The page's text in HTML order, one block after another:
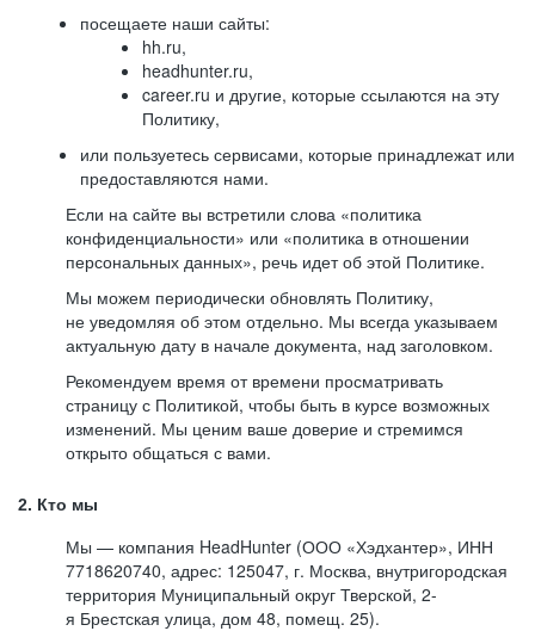
посещаете наши сайты:
hh.ru,
headhunter.ru,
career.ru и другие, которые ссылаются на эту
Политику,
или пользуетесь сервисами, которые принадлежат или
предоставляются нами.
Если на сайте вы встретили слова «политика
конфиденциальности» или «политика в отношении
персональных данных», речь идет об этой Политике.
Мы можем периодически обновлять Политику,
не уведомляя об этом отдельно. Мы всегда указываем
актуальную дату в начале документа, над заголовком.
Рекомендуем время от времени просматривать
страницу с Политикой, чтобы быть в курсе возможных
изменений. Мы ценим ваше доверие и стремимся
открыто общаться с вами.
2. Кто мы
Мы — компания HeadHunter (ООО «Хэдхантер», ИНН
7718620740, адрес: 125047, г. Москва, внутригородская
территория Муниципальный округ Тверской, 2-
я Брестская улица, дом 48, помещ. 25).